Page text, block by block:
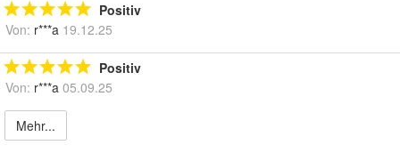
Positiv
Von: r***a 19.12.25
Positiv
Von: r***a 05.09.25
Mehr...